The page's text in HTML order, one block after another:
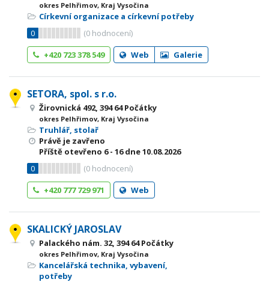
okres Pelhřimov, Kraj Vysočina
Církevní organizace a církevní potřeby
0
(0 hodnocení)
+420 723 378 549
Web Galerie
SETORA, spol. s r.o.
Žirovnická 492, 394 64 Počátky
okres Pelhřimov, Kraj Vysočina
Truhlář, stolař
Právě je zavřeno
Příště otevřeno 6 - 16dne 10.08.2026
0
(0 hodnocení)
+420 777 729 971
Web
SKALICKÝ JAROSLAV
Palackého nám. 32, 394 64 Počátky
okres Pelhřimov, Kraj Vysočina
Kancelářská technika, vybavení,
potřeby